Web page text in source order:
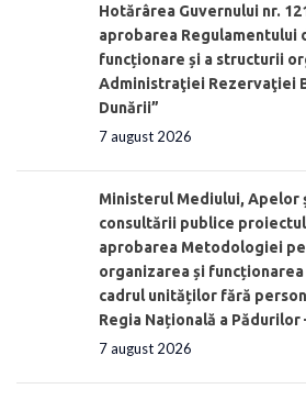
Hotărârea Guvernului nr.
aprobarea Regulamentului
funcționare și a structurii
Administraţiei Rezervaţiei
Dunării”
7 august 2026
Ministerul Mediului, Apelor
consultării publice
aprobarea Metodologiei
organizarea și
cadrul unităților fără
Regia Națională a Pădurilor
7 august 2026